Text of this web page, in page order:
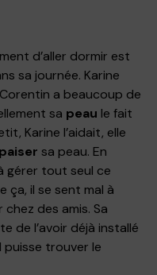
d’aller dormir est
sa journée. Karine
a beaucoup de
sa peau le fait
Karine l’aidait, elle
sa peau. En
gérer tout seul ce
ça, il se sent mal à
chez des amis. Sa
de l’avoir déjà installé
puisse trouver le